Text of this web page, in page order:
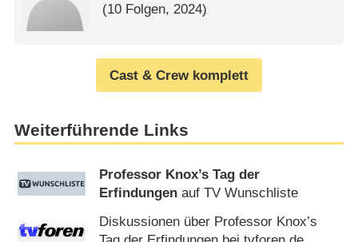
(10 Folgen, 2024)
Cast & Crew komplett
Weiterführende Links
Professor Knox’s Tag der
Erfindungen auf TV Wunschliste
Diskussionen über Professor Knox’s